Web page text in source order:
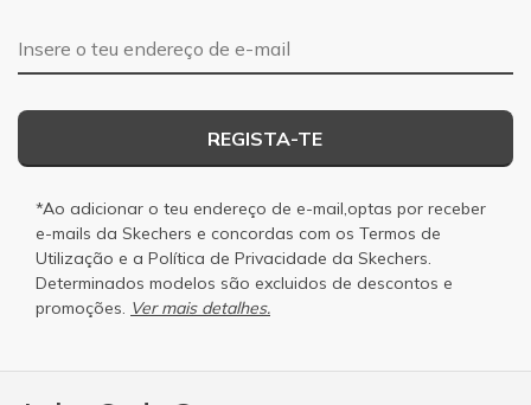
Endereço de e-mail
REGISTA-TE
*Ao adicionar o teu endereço de e-mail,optas por receber
e-mails da Skechers e concordas com os Termos de
Utilização e a Política de Privacidade da Skechers.
Determinados modelos são excluidos de descontos e
promoções. Ver mais detalhes.